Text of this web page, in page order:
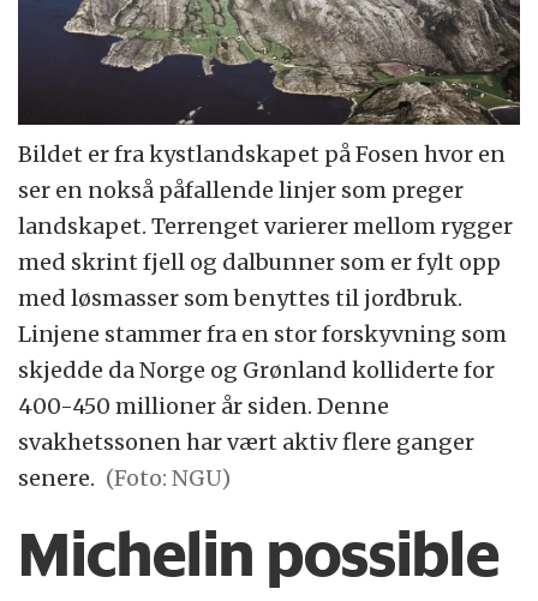
Bildet er fra kystlandskapet på Fosen hvor en
ser en nokså påfallende linjer som preger
landskapet. Terrenget varierer mellom rygger
med skrint fjell og dalbunner som er fylt opp
med løsmasser som benyttes til jordbruk.
Linjene stammer fra en stor forskyvning som
skjedde da Norge og Grønland kolliderte for
400-450 millioner år siden. Denne
svakhetssonen har vært aktiv flere ganger
senere. (Foto: NGU)
Michelin possible